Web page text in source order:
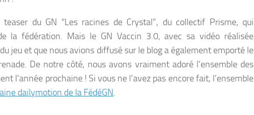
teaser du GN “Les racines de Crystal”, du collectif Prisme, qui
la fédération. Mais le GN Vaccin 3.0, avec sa vidéo réalisée
jeu et que nous avions diffusé sur le blog a également emporté le
De notre côté, nous avons vraiment adoré l’ensemble des
l’année prochaine ! Si vous ne l’avez pas encore fait, l’ensemble
dailymotion de la FédéGN.